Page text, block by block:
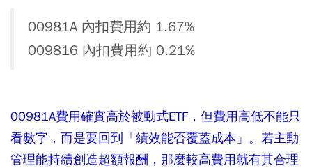
00981A 內扣費用約 1.67%
009816 內扣費用約 0.21%
00981A費用確實高於被動式ETF，但費用高低不能只
看數字，而是要回到「績效能否覆蓋成本」。若主動
管理能持續創造超額報酬，那麼較高費用就有其合理